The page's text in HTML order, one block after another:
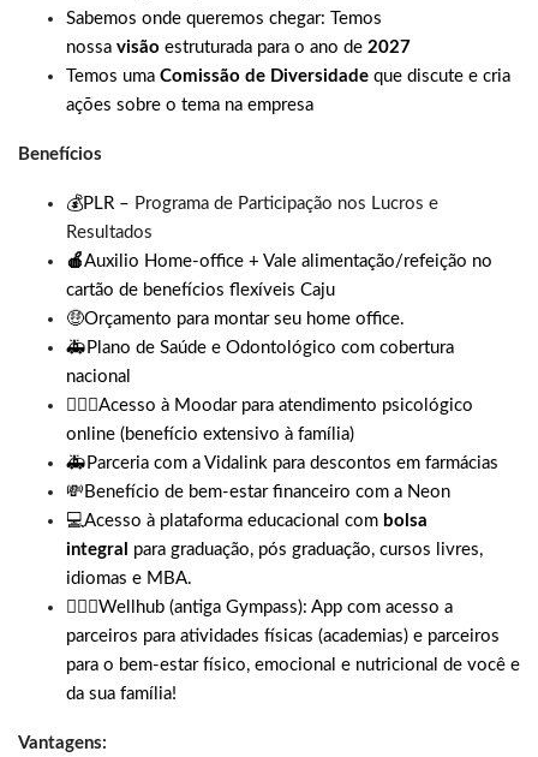
Sabemos onde queremos chegar: Temos
nossa visão estruturada para o ano de 2027
Temos uma Comissão de Diversidade que discute e cria
ações sobre o tema na empresa
Benefícios
💰PLR – Programa de Participação nos Lucros e
Resultados
🍎Auxilio Home-office + Vale alimentação/refeição no
cartão de benefícios flexíveis Caju
🤑Orçamento para montar seu home office.
🚑Plano de Saúde e Odontológico com cobertura
nacional
👩🏽‍⚕️Acesso à Moodar para atendimento psicológico
online (benefício extensivo à família)
🚑Parceria com a Vidalink para descontos em farmácias
💸Benefício de bem-estar financeiro com a Neon
💻Acesso à plataforma educacional com bolsa
integral
para graduação, pós graduação, cursos livres,
idiomas e MBA.
Wellhub (antiga Gympass): App com acesso a
parceiros para atividades físicas (academias) e parceiros
para o bem-estar físico, emocional e nutricional de você e
da sua família!
Vantagens: